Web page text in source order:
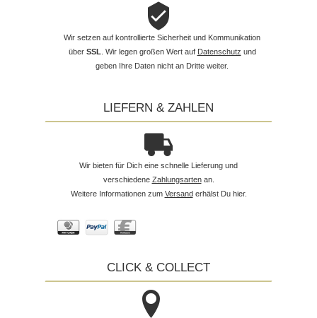
Wir setzen auf kontrollierte Sicherheit und Kommunikation
über SSL . Wir legen großen Wert auf Datenschutz und
geben Ihre Daten nicht an Dritte weiter.
LIEFERN & ZAHLEN
Wir bieten für Dich eine schnelle Lieferung und
verschiedene Zahlungsartenan.
Weitere Informationen zum Versanderhälst Du hier.
CLICK & COLLECT